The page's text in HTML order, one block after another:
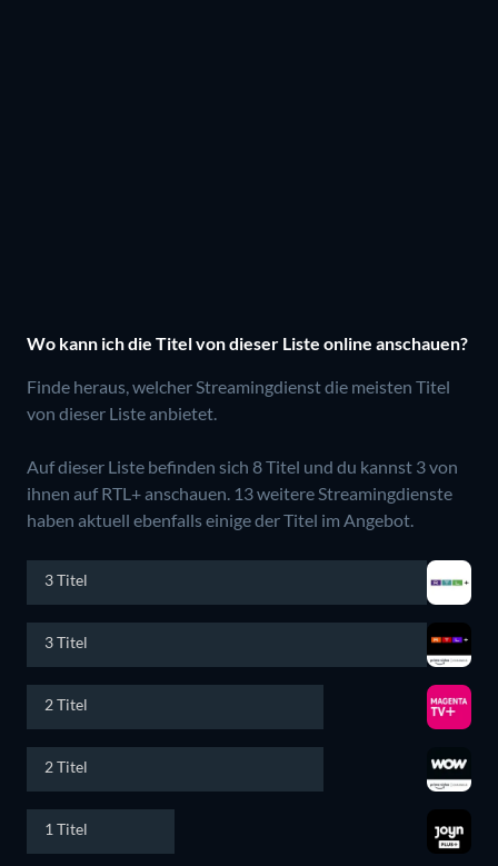
Wo kann ich die Titel von dieser Liste online anschauen?
Finde heraus, welcher Streamingdienst die meisten Titel
von dieser Liste anbietet.
Auf dieser Liste befinden sich 8 Titel und du kannst 3 von
ihnen auf RTL+ anschauen. 13 weitere Streamingdienste
haben aktuell ebenfalls einige der Titel im Angebot.
3 Titel
3 Titel
2 Titel
2 Titel
1 Titel